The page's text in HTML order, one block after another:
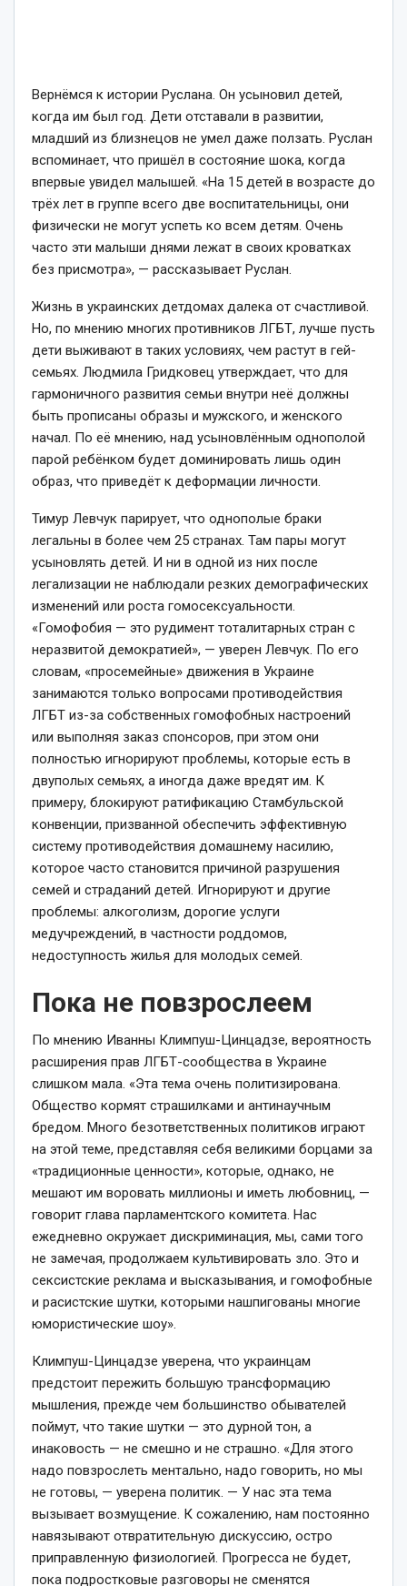
Вернёмся к истории Руслана. Он усыновил детей,
когда им был год. Дети отставали в развитии,
младший из близнецов не умел даже ползать. Руслан
вспоминает, что пришёл в состояние шока, когда
впервые увидел малышей. «На 15 детей в возрасте до
трёх лет в группе всего две воспитательницы, они
физически не могут успеть ко всем детям. Очень
часто эти малыши днями лежат в своих кроватках
без присмотра», — рассказывает Руслан.
Жизнь в украинских детдомах далека от счастливой.
Но, по мнению многих противников ЛГБТ, лучше пусть
дети выживают в таких условиях, чем растут в гей-
семьях. Людмила Гридковец утверждает, что для
гармоничного развития семьи внутри неё должны
быть прописаны образы и мужского, и женского
начал. По её мнению, над усыновлённым однополой
парой ребёнком будет доминировать лишь один
образ, что приведёт к деформации личности.
Тимур Левчук парирует, что однополые браки
легальны в более чем 25 странах. Там пары могут
усыновлять детей. И ни в одной из них после
легализации не наблюдали резких демографических
изменений или роста гомосексуальности.
«Гомофобия — это рудимент тоталитарных стран с
неразвитой демократией», — уверен Левчук. По его
словам, «просемейные» движения в Украине
занимаются только вопросами противодействия
ЛГБТ из-за собственных гомофобных настроений
или выполняя заказ спонсоров, при этом они
полностью игнорируют проблемы, которые есть в
двуполых семьях, а иногда даже вредят им. К
примеру, блокируют ратификацию Стамбульской
конвенции, призванной обеспечить эффективную
систему противодействия домашнему насилию,
которое часто становится причиной разрушения
семей и страданий детей. Игнорируют и другие
проблемы: алкоголизм, дорогие услуги
медучреждений, в частности роддомов,
недоступность жилья для молодых семей.
Пока не повзрослеем
По мнению Иванны Климпуш-Цинцадзе, вероятность
расширения прав ЛГБТ-сообщества в Украине
слишком мала. «Эта тема очень политизирована.
Общество кормят страшилками и антинаучным
бредом. Много безответственных политиков играют
на этой теме, представляя себя великими борцами за
«традиционные ценности», которые, однако, не
мешают им воровать миллионы и иметь любовниц, —
говорит глава парламентского комитета. Нас
ежедневно окружает дискриминация, мы, сами того
не замечая, продолжаем культивировать зло. Это и
сексистские реклама и высказывания, и гомофобные
и расистские шутки, которыми нашпигованы многие
юмористические шоу».
Климпуш-Цинцадзе уверена, что украинцам
предстоит пережить большую трансформацию
мышления, прежде чем большинство обывателей
поймут, что такие шутки — это дурной тон, а
инаковость — не смешно и не страшно. «Для этого
надо повзрослеть ментально, надо говорить, но мы
не готовы, — уверена политик. — У нас эта тема
вызывает возмущение. К сожалению, нам постоянно
навязывают отвратительную дискуссию, остро
приправленную физиологией. Прогресса не будет,
пока подростковые разговоры не сменятся